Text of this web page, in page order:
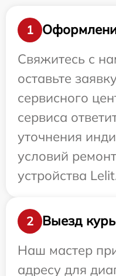
1
Свяжитесь с
оставьте
сервисного
сервиса
уточнения
условий
устройства
2
Выезд
Наш мастер
адресу для